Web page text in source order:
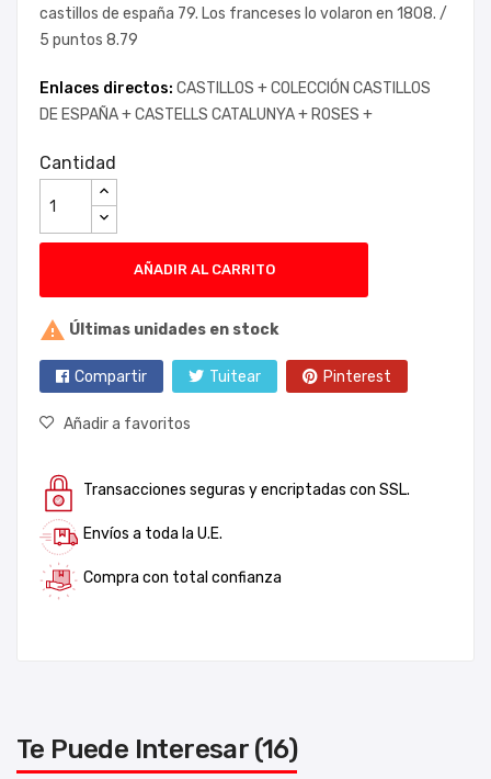
castillos de españa 79. Los franceses lo volaron en 1808. /
5 puntos 8.79
Enlaces directos: CASTILLOS +COLECCIÓN CASTILLOS
DE ESPAÑA +CASTELLS CATALUNYA + ROSES +
Cantidad
AÑADIR AL CARRITO
 Últimas unidades en stock
Compartir Tuitear Pinterest
Añadir a favoritos
Transacciones seguras y encriptadas con SSL.
Envíos a toda la U.E.
Compra con total confianza
Te Puede Interesar (16)